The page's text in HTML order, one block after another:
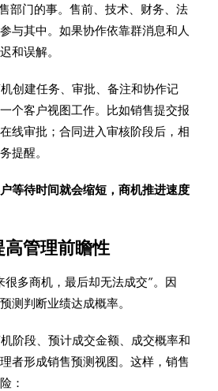
部门的事。售前、技术、财务、法
与其中。如果协作依靠群消息和人
和误解。
创建任务、审批、备注和协作记
个客户视图工作。比如销售提交报
线审批；合同进入审核阶段后，相
提醒。
等待时间就会缩短，商机推进速度
管理前瞻性
很多商机，最后却无法成交”。因
测判断业绩达成概率。
阶段、预计成交金额、成交概率和
者形成销售预测视图。这样，销售
：